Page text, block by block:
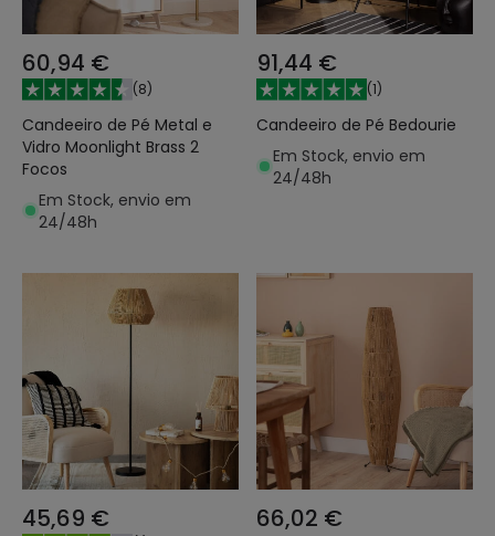
60,94 €
(8)
Candeeiro de Pé Metal e
Vidro Moonlight Brass 2
Focos
Em Stock, envio em
24/48h
91,44 €
(1)
Candeeiro de Pé Bedourie
Em Stock, envio em
24/48h
45,69 € 66,02 €